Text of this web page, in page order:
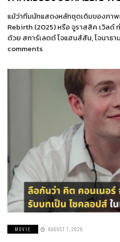
แม้ว่าทีมนักแสดงหลักชุดเดิมของภา
Rebirth (2025) หรือ จูราสสิค เวิลด์
ด้วย สการ์เลตต์ โจแฮนส์สัน, โจนาธ
comments
MOVIE AUGUST 7, 2026